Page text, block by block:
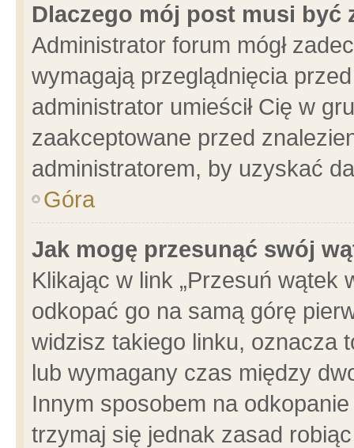
Dlaczego mój post musi być
Administrator forum mógł
wymagają przeglądnięcia
administrator umieścił Cię w
zaakceptowane przed
administratorem, by uzyskać
Góra
Jak mogę przesunąć swój
Klikając w link „Przesuń wątek
odkopać go na samą górę
widzisz takiego linku, oznacza
lub wymagany czas między
Innym sposobem na
trzymaj się jednak zasad